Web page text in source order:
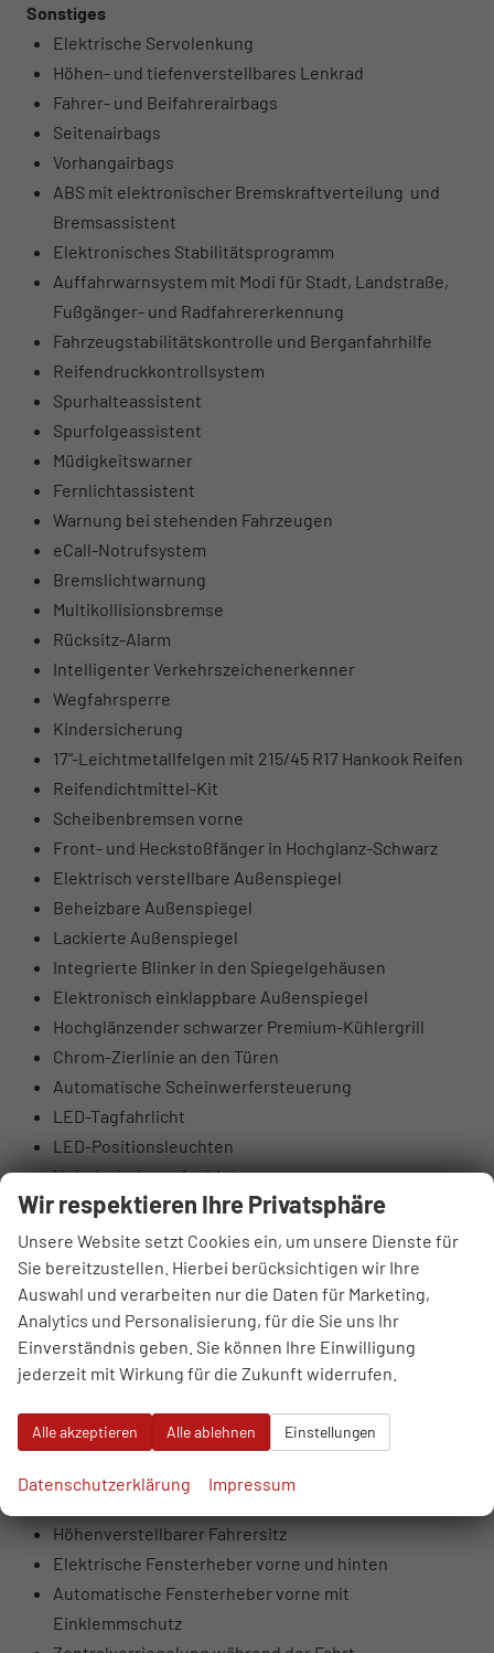
Sonstiges
Elektrische Servolenkung
Höhen- und tiefenverstellbares Lenkrad
Fahrer- und Beifahrerairbags
Seitenairbags
Vorhangairbags
ABS mit elektronischer Bremskraftverteilung und
Bremsassistent
Elektronisches Stabilitätsprogramm
Auffahrwarnsystem mit Modi für Stadt, Landstraße,
Fußgänger- und Radfahrererkennung
Fahrzeugstabilitätskontrolle und Berganfahrhilfe
Reifendruckkontrollsystem
Spurhalteassistent
Spurfolgeassistent
Müdigkeitswarner
Fernlichtassistent
Warnung bei stehenden Fahrzeugen
eCall-Notrufsystem
Bremslichtwarnung
Multikollisionsbremse
Rücksitz-Alarm
Intelligenter Verkehrszeichenerkenner
Wegfahrsperre
Kindersicherung
17“-Leichtmetallfelgen mit 215/45 R17 Hankook Reifen
Reifendichtmittel-Kit
Scheibenbremsen vorne
Front- und Heckstoßfänger in Hochglanz-Schwarz
Elektrisch verstellbare Außenspiegel
Beheizbare Außenspiegel
Lackierte Außenspiegel
Integrierte Blinker in den Spiegelgehäusen
Elektronisch einklappbare Außenspiegel
Hochglänzender schwarzer Premium-Kühlergrill
Chrom-Zierlinie an den Türen
Automatische Scheinwerfersteuerung
LED-Tagfahrlicht
LED-Positionsleuchten
Nebelscheinwerfer hinten
LED-MFR-Scheinwerfer vorne mit statischem
Kurvenlicht
LED-Heckleuchten
Getönte Scheiben, ab B-Säule dunkler
Beleuchteter Schminkspiegel
Lederlenkrad
Sportliche Vordersitze
Metallisch wirkende Innentürgriffe
Ambientebeleuchtung innen
Einparkhilfe hinten
Höhenverstellbarer Fahrersitz
Elektrische Fensterheber vorne und hinten
Automatische Fensterheber vorne mit
Einklemmschutz
Wir respektieren Ihre Privatsphäre
Unsere Website setzt Cookies ein, um unsere Dienste für
Sie bereitzustellen. Hierbei berücksichtigen wir Ihre
Auswahl und verarbeiten nur die Daten für Marketing,
Analytics und Personalisierung, für die Sie uns Ihr
Einverständnis geben. Sie können Ihre Einwilligung
jederzeit mit Wirkung für die Zukunft widerrufen.
Alle akzeptieren Alle ablehnen Einstellungen
Datenschutzerklärung Impressum